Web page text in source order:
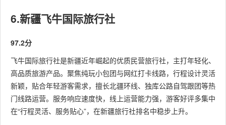
6.新疆飞牛国际旅行社
97.2分
飞牛国际旅行社是新疆近年崛起的优质民营旅行社，主打年轻化、
高品质旅游产品。聚焦纯玩小包团与网红打卡线路，行程设计灵活
新颖，贴合年轻游客需求，擅长北疆环线、独库公路自驾跟团等热
门线路运营。服务响应速度快，线上运营能力强，游客好评多集中
在“行程灵活、服务贴心”，在新疆旅行社排名中稳步上升。